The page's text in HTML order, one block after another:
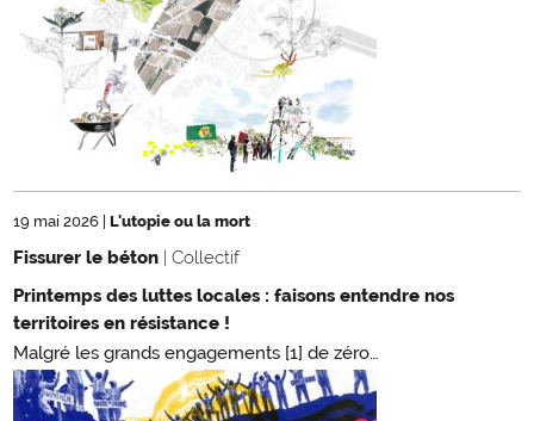
19 mai 2026 L'utopie ou la mort
Fissurer le béton | Collectif
Printemps des luttes locales : faisons entendre nos
territoires en résistance !
Malgré les grands engagements [1] de zéro…